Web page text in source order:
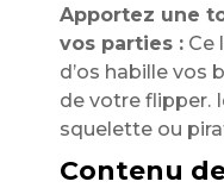
Apportez une
vos parties : Ce
d’os habille vos
de votre flipper.
squelette ou
Contenu